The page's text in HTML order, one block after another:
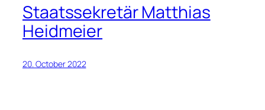
Staatssekretär Matthias
Heidmeier
20. October 2022